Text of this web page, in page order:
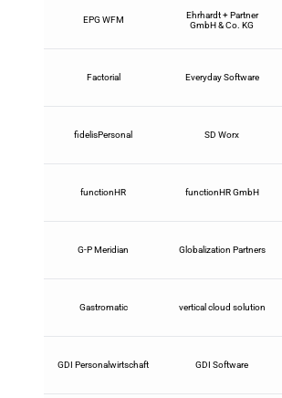
EPG WFM
Ehrhardt + Partner
GmbH & Co. KG
Factorial Everyday Software
fidelisPersonal SD Worx
functionHR functionHR GmbH
G-P Meridian Globalization Partners
Gastromatic vertical cloud solution
GDI Personalwirtschaft GDI Software